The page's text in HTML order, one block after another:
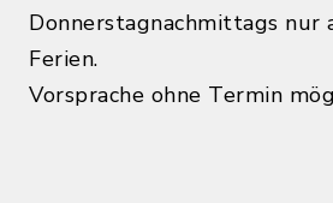
Donnerstagnachmittags nur
Ferien.
Vorsprache ohne Termin